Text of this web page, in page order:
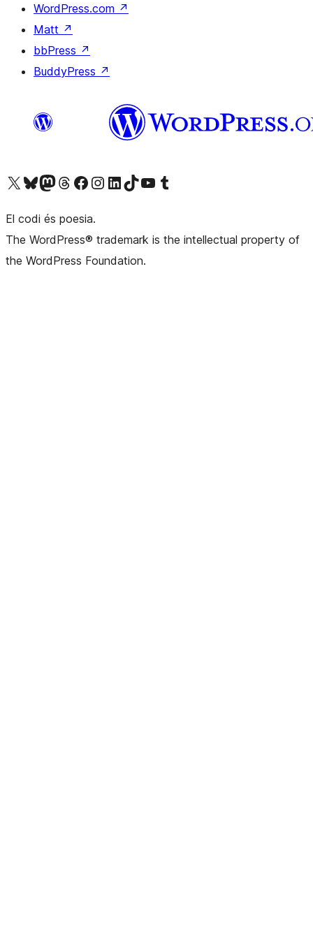
WordPress.com ↗
Matt ↗
bbPress ↗
BuddyPress ↗
Visiteu el nostre compte X (abans Twitter)
Visiteu el nostre compte de Bluesky
Visiteu el nostre compte al Mastodon
Visiteu el nostre compte de Threads
Visiteu la nostra pàgina al Facebook
Visiteu el nostre compte d'Instagram
Visiteu el nostre compte de LinkedIn
Visiteu el nostre compte de TikTok
Visiteu el nostre canal al YouTube
Visiteu el nostre compte de Tumblr
El codi és poesia.
The WordPress® trademark is the intellectual property of
the WordPress Foundation.